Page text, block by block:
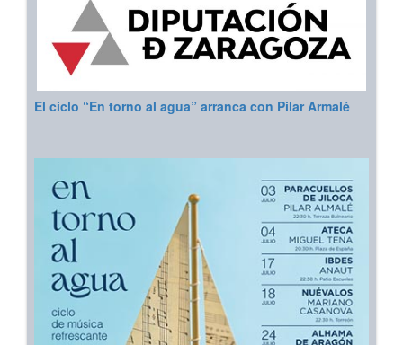
El ciclo “En torno al agua” arranca con Pilar Armalé